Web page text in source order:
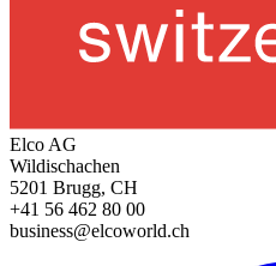
Elco AG
Wildischachen
5201 Brugg, CH
+41 56 462 80 00
business@elcoworld.ch